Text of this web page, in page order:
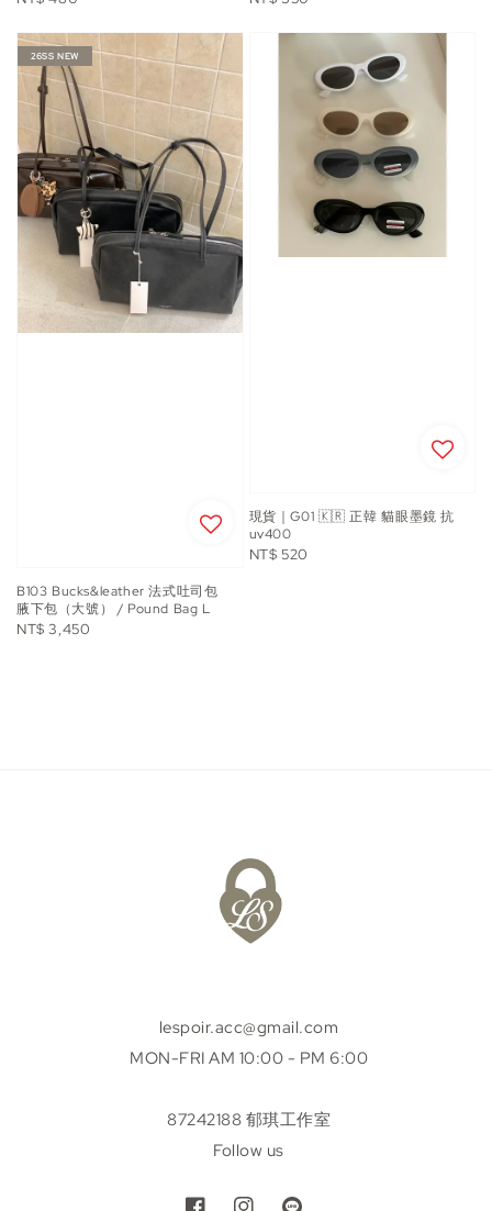
26SS NEW
B103 Bucks&leather 法式吐司包
腋下包（大號） / Pound Bag L
Regular
NT$ 3,450
現貨｜G01 🇰🇷 正韓 貓眼墨鏡 抗
uv400
Regular
NT$ 520
lespoir.acc@gmail.com
MON-FRI AM 10:00 - PM 6:00
87242188 郁琪工作室
Follow us